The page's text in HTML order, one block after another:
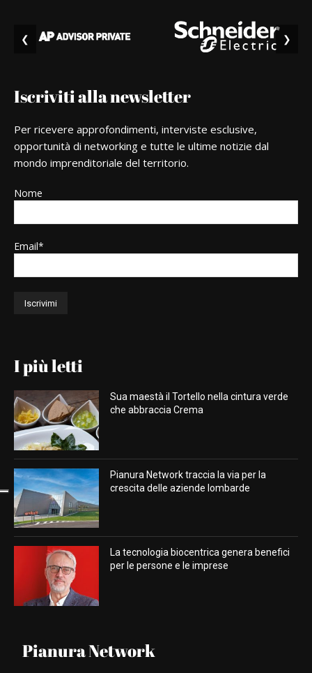
❮ ❯
Iscriviti alla newsletter
Per ricevere approfondimenti, interviste esclusive,
opportunità di networking e tutte le ultime notizie dal
mondo imprenditoriale del territorio.
Nome
Email*
I più letti
Sua maestà il Tortello nella cintura verde
che abbraccia Crema
Pianura Network traccia la via per la
crescita delle aziende lombarde
La tecnologia biocentrica genera benefici
per le persone e le imprese
Pianura Network